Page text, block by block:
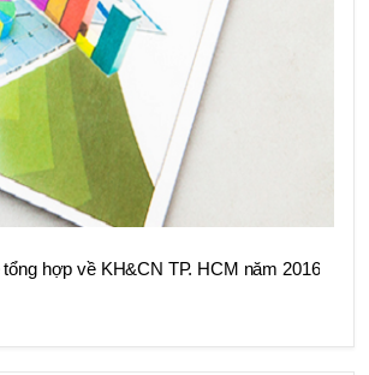
hợp về KH&CN TP. HCM năm 2016